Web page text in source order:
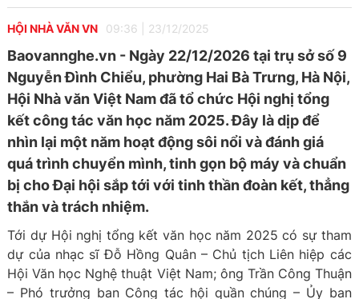
HỘI NHÀ VĂN VN 09:36 23/12/2025
Baovannghe.vn - Ngày 22/12/2026 tại trụ sở số 9
Nguyễn Đình Chiểu, phường Hai Bà Trưng, Hà Nội,
Hội Nhà văn Việt Nam đã tổ chức Hội nghị tổng
kết công tác văn học năm 2025. Đây là dịp để
nhìn lại một năm hoạt động sôi nổi và đánh giá
quá trình chuyển mình, tinh gọn bộ máy và chuẩn
bị cho Đại hội sắp tới với tinh thần đoàn kết, thẳng
thắn và trách nhiệm.
Tới dự Hội nghị tổng kết văn học năm 2025 có sự tham
dự của nhạc sĩ Đỗ Hồng Quân – Chủ tịch Liên hiệp các
Hội Văn học Nghệ thuật Việt Nam; ông Trần Công Thuận
– Phó trưởng ban Công tác hội quần chúng – Ủy ban